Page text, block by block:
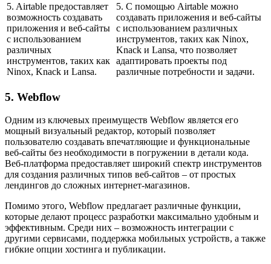
5. Airtable предоставляет
возможность создавать
приложения и веб-сайты
с использованием
различных
инструментов, таких как
Ninox, Knack и Lansa.
5. С помощью Airtable можно
создавать приложения и веб-сайты
с использованием различных
инструментов, таких как Ninox,
Knack и Lansa, что позволяет
адаптировать проекты под
различные потребности и задачи.
5. Webflow
Одним из ключевых преимуществ Webflow является его
мощный визуальный редактор, который позволяет
пользователю создавать впечатляющие и функциональные
веб-сайты без необходимости в погружении в детали кода.
Веб-платформа предоставляет широкий спектр инструментов
для создания различных типов веб-сайтов – от простых
лендингов до сложных интернет-магазинов.
Помимо этого, Webflow предлагает различные функции,
которые делают процесс разработки максимально удобным и
эффективным. Среди них – возможность интеграции с
другими сервисами, поддержка мобильных устройств, а также
гибкие опции хостинга и публикации.